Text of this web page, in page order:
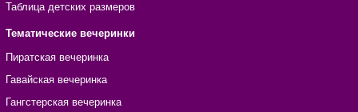
Таблица детских размеров
Тематические вечеринки
Пиратская вечеринка
Гавайская вечеринка
Гангстерская вечеринка